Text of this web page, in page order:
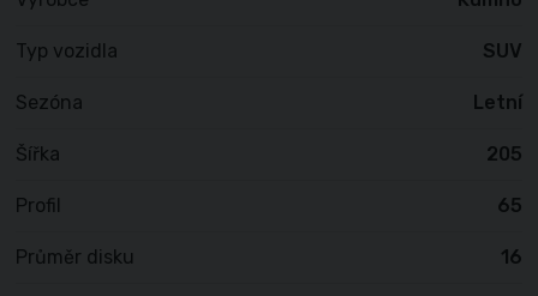
Typ vozidla SUV
Sezóna Letní
Šířka 205
Profil 65
Průměr disku 16